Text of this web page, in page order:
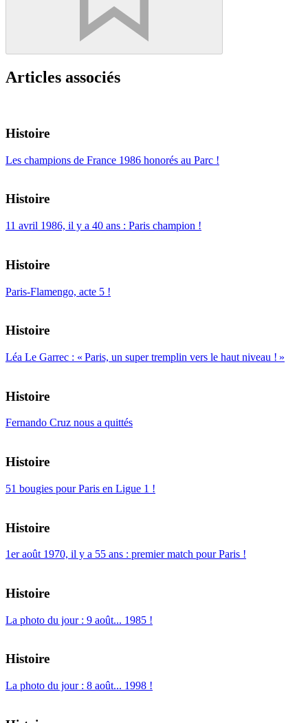
Articles associés
Histoire
Les champions de France 1986 honorés au Parc !
Histoire
11 avril 1986, il y a 40 ans : Paris champion !
Histoire
Paris-Flamengo, acte 5 !
Histoire
Léa Le Garrec : « Paris, un super tremplin vers le haut niveau ! »
Histoire
Fernando Cruz nous a quittés
Histoire
51 bougies pour Paris en Ligue 1 !
Histoire
1er août 1970, il y a 55 ans : premier match pour Paris !
Histoire
La photo du jour : 9 août... 1985 !
Histoire
La photo du jour : 8 août... 1998 !